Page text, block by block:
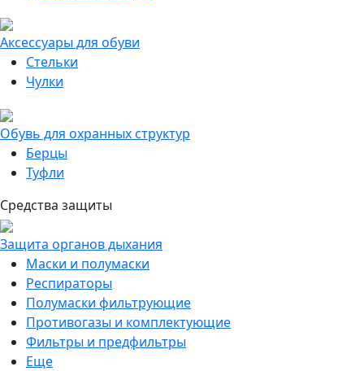
Аксессуары для обуви
Стельки
Чулки
Обувь для охранных структур
Берцы
Туфли
Средства защиты
Защита органов дыхания
Маски и полумаски
Респираторы
Полумаски фильтрующие
Противогазы и комплектующие
Фильтры и предфильтры
Еще